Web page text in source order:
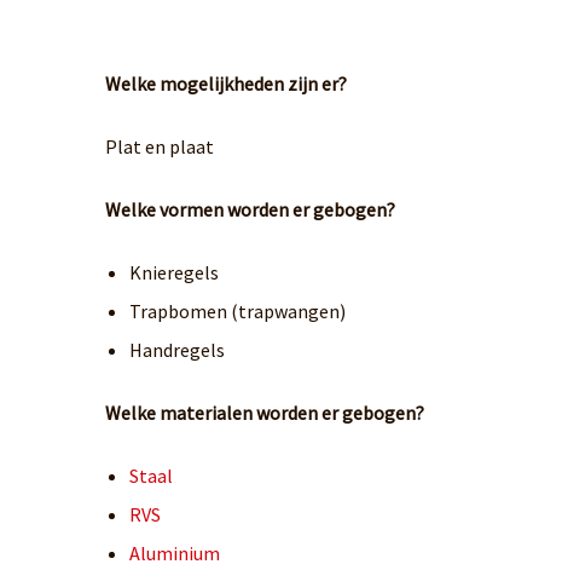
Welke mogelijkheden zijn er?
Plat en plaat
Welke vormen worden er gebogen?
Knieregels
Trapbomen (trapwangen)
Handregels
Welke materialen worden er gebogen?
Staal
RVS
Aluminium